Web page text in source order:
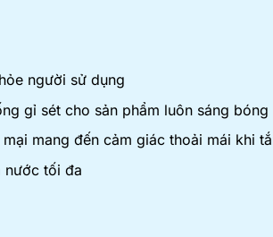
người sử dụng
gỉ sét cho sản phẩm luôn sáng bóng
mang đến cảm giác thoải mái khi
nước tối đa